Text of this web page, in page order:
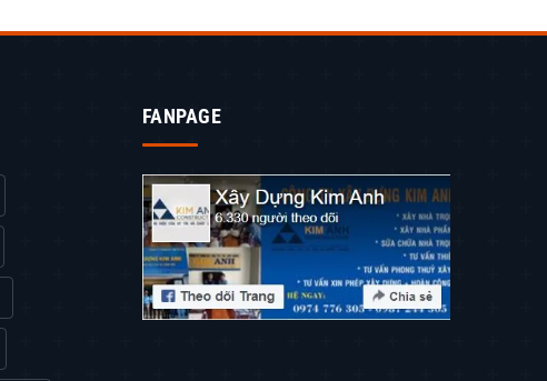
FANPAGE